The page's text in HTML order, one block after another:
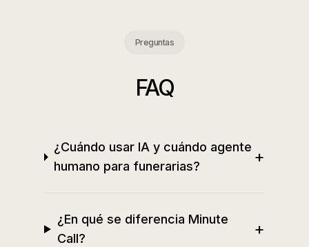
Preguntas
FAQ
¿Cuándo usar IA y cuándo agente
humano para funerarias?
+
¿En qué se diferencia Minute
Call?
+